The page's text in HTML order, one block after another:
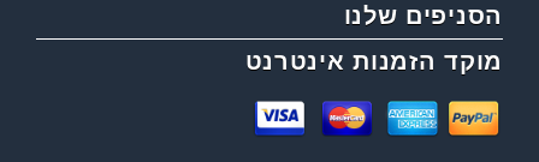
הסניפים שלנו
מוקד הזמנות אינטרנט